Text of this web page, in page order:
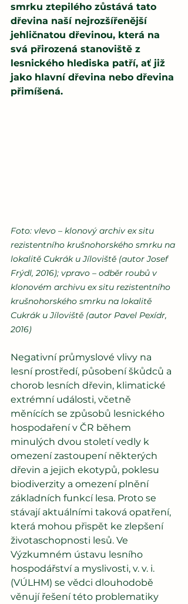
smrku ztepilého zůstává tato
dřevina naší nejrozšířenější
jehličnatou dřevinou, která na
svá přirozená stanoviště z
lesnického hlediska patří, ať již
jako hlavní dřevina nebo dřevina
přimíšená.
Foto: vlevo – klonový archiv ex situ
rezistentního krušnohorského smrku na
lokalitě Cukrák u Jíloviště (autor Josef
Frýdl, 2016); vpravo – odběr roubů v
klonovém archivu ex situ rezistentního
krušnohorského smrku na lokalitě
Cukrák u Jíloviště (autor Pavel Pexídr,
2016)
Negativní průmyslové vlivy na
lesní prostředí, působení škůdců a
chorob lesních dřevin, klimatické
extrémní události, včetně
měnících se způsobů lesnického
hospodaření v ČR během
minulých dvou století vedly k
omezení zastoupení některých
dřevin a jejich ekotypů, poklesu
biodiverzity a omezení plnění
základních funkcí lesa. Proto se
stávají aktuálními taková opatření,
která mohou přispět ke zlepšení
životaschopnosti lesů. Ve
Výzkumném ústavu lesního
hospodářství a myslivosti, v. v. i.
(VÚLHM) se vědci dlouhodobě
věnují řešení této problematiky